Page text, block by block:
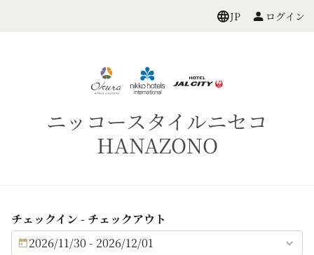
JP ログイン
ニッコースタイルニセコ
HANAZONO
チェックイン - チェックアウト
2026/11/30 - 2026/12/01